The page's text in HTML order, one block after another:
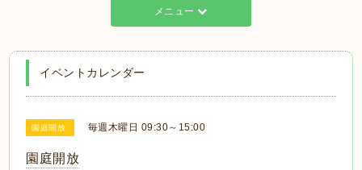
メニュー
イベントカレンダー
園庭開放 毎週木曜日 09:30～15:00
園庭開放